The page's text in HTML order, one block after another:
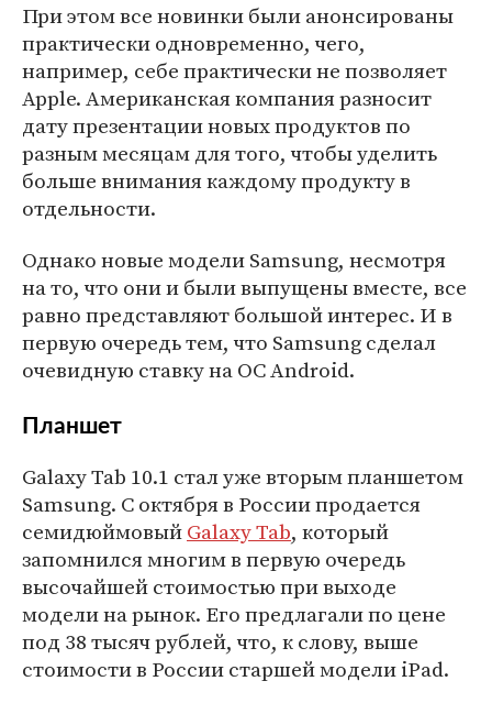
При этом все новинки были анонсированы
практически одновременно, чего,
например, себе практически не позволяет
Apple. Американская компания разносит
дату презентации новых продуктов по
разным месяцам для того, чтобы уделить
больше внимания каждому продукту в
отдельности.
Однако новые модели Samsung, несмотря
на то, что они и были выпущены вместе, все
равно представляют большой интерес. И в
первую очередь тем, что Samsung сделал
очевидную ставку на ОС Android.
Планшет
Galaxy Tab 10.1 стал уже вторым планшетом
Samsung. C октября в России продается
семидюймовыйGalaxy Tab, который
запомнился многим в первую очередь
высочайшей стоимостью при выходе
модели на рынок. Его предлагали по цене
под 38 тысяч рублей, что, к слову, выше
стоимости в России старшей модели iPad.